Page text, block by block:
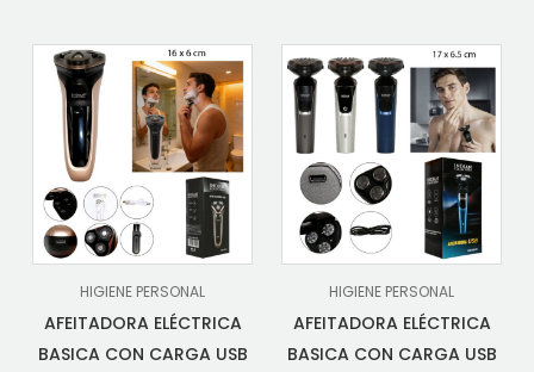
HIGIENE PERSONAL
AFEITADORA ELÉCTRICA
BASICA CON CARGA USB
HIGIENE PERSONAL
AFEITADORA ELÉCTRICA
BASICA CON CARGA USB